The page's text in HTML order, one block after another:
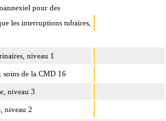
pour des
les interruptions tubaires,
niveau 1
soins de la CMD 16
niveau 3
niveau 2